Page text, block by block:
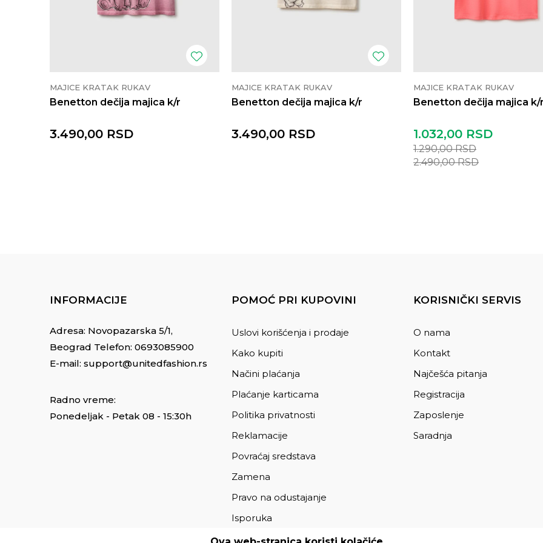
MAJICE KRATAK RUKAV
Benetton dečija majica k/r
3.490,00 RSD
MAJICE KRATAK RUKAV
Benetton dečija majica k/r
3.490,00 RSD
MAJICE KRATAK RUKAV
Benetton dečija majica k/r
1.032,00 RSD
1.290,00RSD
2.490,00RSD
INFORMACIJE
Adresa: Novopazarska 5/1,
Beograd Telefon: 0693085900
E-mail: support@unitedfashion.rs
Radno vreme:
Ponedeljak - Petak 08 - 15:30h
POMOĆ PRI KUPOVINI
Uslovi korišćenja i prodaje
Kako kupiti
Načini plaćanja
Plaćanje karticama
Politika privatnosti
Reklamacije
Povraćaj sredstava
Zamena
Pravo na odustajanje
Isporuka
KORISNIČKI SERVIS
O nama
Kontakt
Najčešća pitanja
Registracija
Zaposlenje
Saradnja